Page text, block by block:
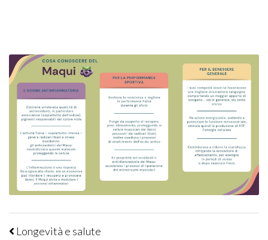
Longevità e salute